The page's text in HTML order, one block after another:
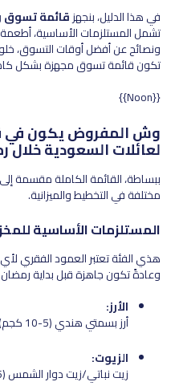
في هذا الدليل، بنجهزقائمة تسوق
تشمل المستلزمات الأساسية، أطعمة
ونصائح عن أفضل أوقات التسوق،
تكون قائمة تسوق مجهزة بشكل
{{Noon}}
وش المفروض يكون في
لعائلات السعودية خلال
ببساطة، القائمة الكاملة مقسمة
مختلفة في التخطيط والميزانية.
المستلزمات الأساسية
هذي الفئة تعتبر العمود الفقري
وعادةً تكون جاهزة قبل بداية
الأرز:
أرز بسمتي هندي (5-10 كجم)
الزيوت:
زيت نباتي/زيت دوار الشمس (1.5 إلى 5 لتر)